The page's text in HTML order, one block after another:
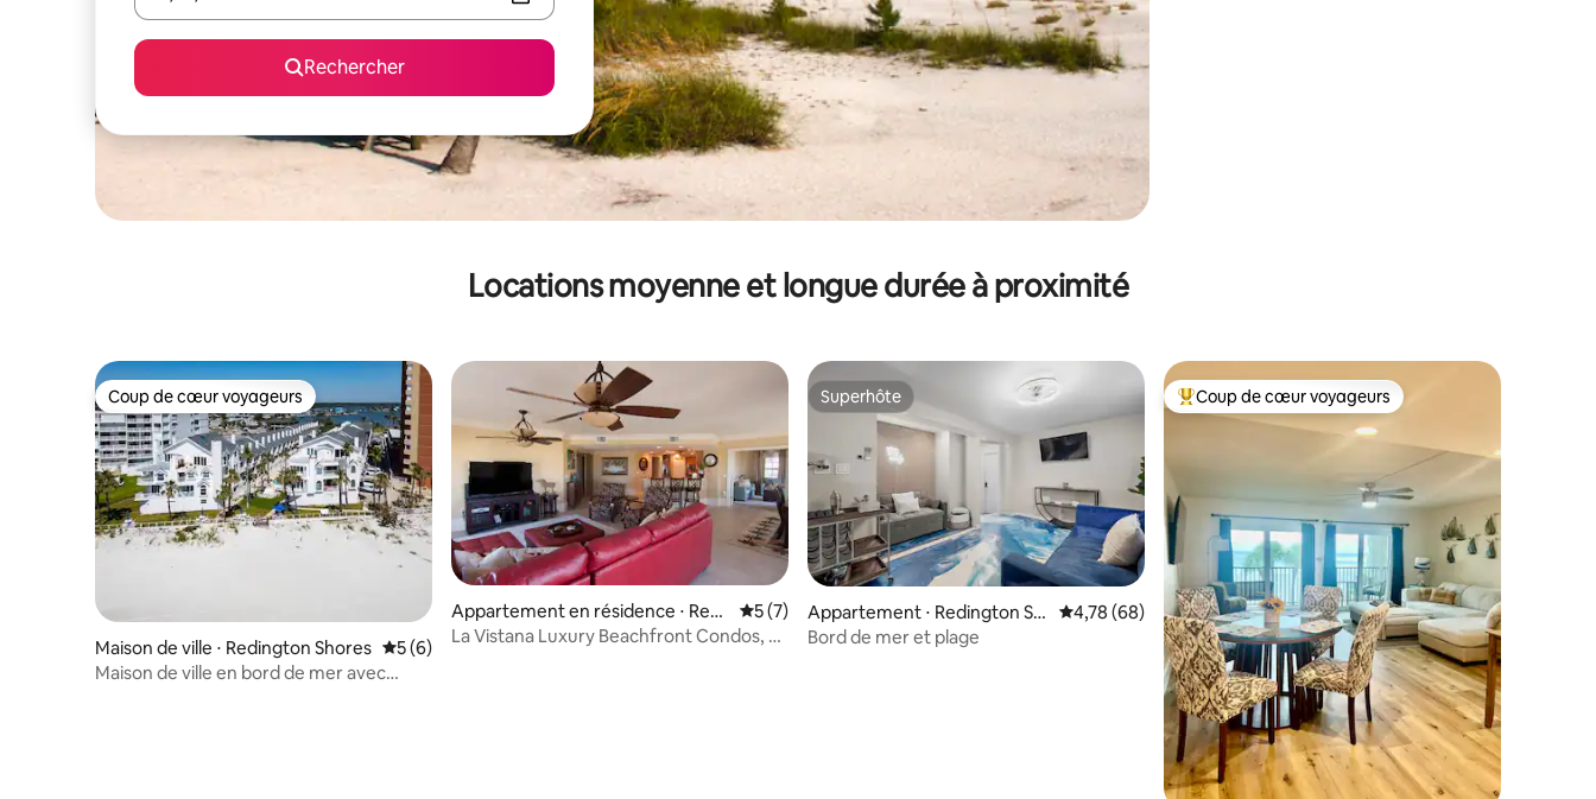
Rechercher
Locations moyenne et longue durée à proximité
Coup de cœur voyageurs
Coup de cœur voyageurs
Maison de ville ⋅ Redington Shores Évaluation moyenne sur la base de 6 commentaires : 5 sur 5
5 (6)
Maison de ville en bord de mer avec
Appartement en résidence ⋅ Redi
ngton Shores
Évaluation moyenne sur la base de 7 commentaires : 5 sur 5
5 (7)
La Vistana Luxury Beachfront Condos, #
Superhôte
Superhôte
Appartement ⋅ Redington Sh
ores
Évaluation moyenne sur la base de 68 commentaires : 4,78 sur 5
4,78 (68)
Bord de mer et plage
Coups de cœur voyageurs les plus appréciés
Coup de cœur voyageurs